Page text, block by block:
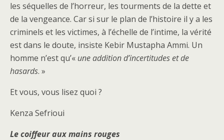
les séquelles de l’horreur, les tourments de la dette et
de la vengeance. Car si sur le plan de l’histoire il y a les
criminels et les victimes, à l’échelle de l’intime, la vérité
est dans le doute, insiste Kebir Mustapha Ammi. Un
homme n’est qu’« une addition d’incertitudes et de
hasards. »
Et vous, vous lisez quoi ?
Kenza Sefrioui
Le coiffeur aux mains rouges